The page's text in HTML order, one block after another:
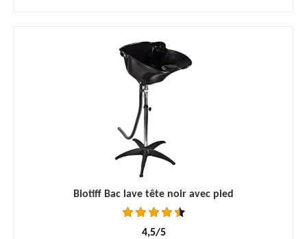
Biotiff Bac lave tête noir avec pied
4,5/5